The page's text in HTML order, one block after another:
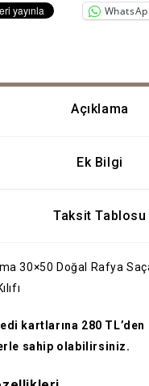
Açıklama
Ek Bilgi
Taksit Tablosu
30×50 Doğal Rafya
kartlarına 280 TL’den
sahip olabilirsiniz.